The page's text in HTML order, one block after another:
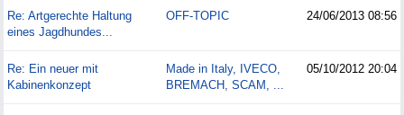
Re: Artgerechte Haltung
eines Jagdhundes...
OFF-TOPIC 24/06/2013 08:56
Re: Ein neuer mit
Kabinenkonzept
Made in Italy, IVECO,
BREMACH, SCAM, ...
05/10/2012 20:04